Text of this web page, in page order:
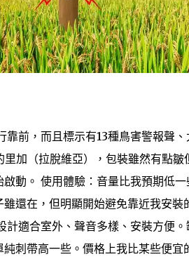
前，而且標示有13種鳥害警報聲、
加（拉脫維亞），包裝雖然有點皺
動。 使用體驗：音量比我預期低一
還在，但明顯開始避免靠近我安裝
計適合室外、聲音多樣、安裝方便。
刺帶高一些。價格上我比某些便宜